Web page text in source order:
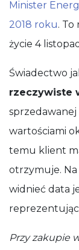
Minister
2018 roku. To
życie 4
Świadectwo
rzeczywiste
sprzedawanej
wartościami
temu klient
otrzymuje.
widnieć data
Przy zakupie